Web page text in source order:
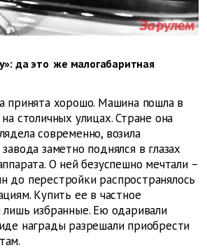
да это же малогабаритная
принята хорошо. Машина пошла в
столичных улицах. Стране она
современно, возила
заметно поднялся в глазах
О ней безуспешно мечтали –
до перестройки распространялось
Купить ее в частное
лишь избранные. Ею одаривали
награды разрешали приобрести